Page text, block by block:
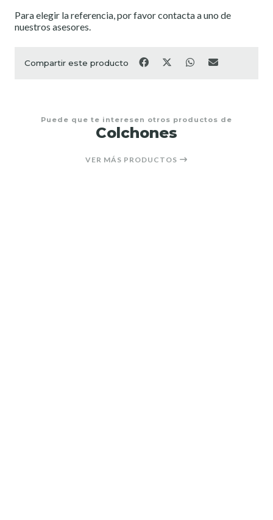
Para elegir la referencia, por favor contacta a uno de
nuestros asesores.
Compartir este producto
Puede que te interesen otros productos de
Colchones
VER MÁS PRODUCTOS